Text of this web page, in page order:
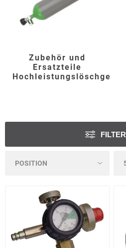
Zubehör und
Ersatzteile
Hochleistungslöschgeräte
FILTER